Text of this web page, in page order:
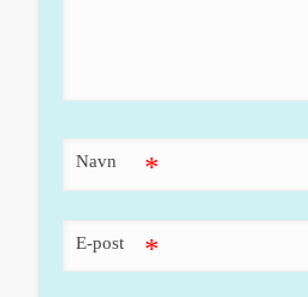
Navn *
E-post *